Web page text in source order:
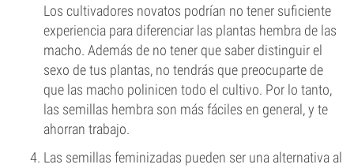
Los cultivadores novatos podrían no tener suficiente
experiencia para diferenciar las plantas hembra de las
macho. Además de no tener que saber distinguir el
sexo de tus plantas, no tendrás que preocuparte de
que las macho polinicen todo el cultivo. Por lo tanto,
las semillas hembra son más fáciles en general, y te
ahorran trabajo.
Las semillas feminizadas pueden ser una alternativa al